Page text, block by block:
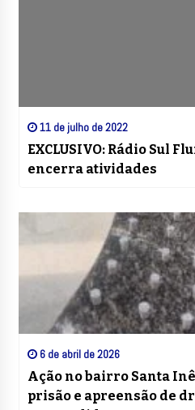
11 de julho de 2022
EXCLUSIVO: Rádio Sul
encerra atividades
6 de abril de 2026
Ação no bairro Santa
prisão e apreensão de